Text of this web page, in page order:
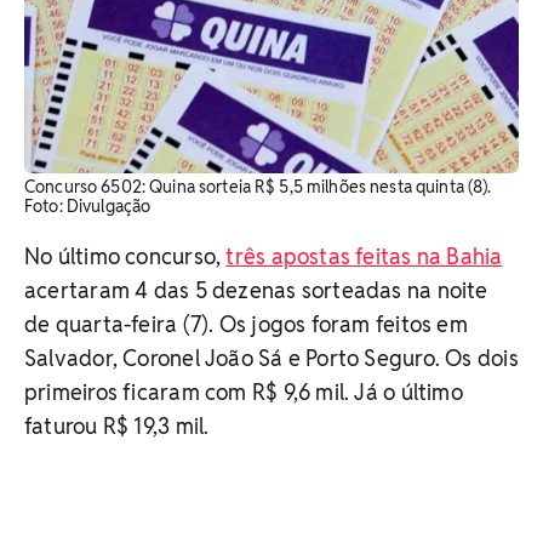
Concurso 6502: Quina sorteia R$ 5,5 milhões nesta quinta (8).
Foto: Divulgação
No último concurso,três apostas feitas na Bahia
acertaram 4 das 5 dezenas sorteadas na noite
de quarta-feira (7). Os jogos foram feitos em
Salvador, Coronel João Sá e Porto Seguro. Os dois
primeiros ficaram com R$ 9,6 mil. Já o último
faturou R$ 19,3 mil.